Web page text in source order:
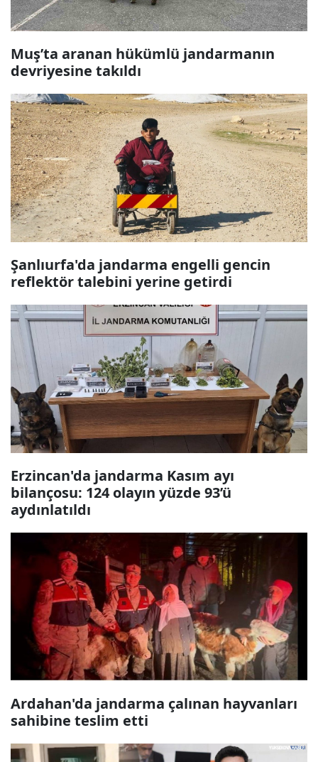
Muş’ta aranan hükümlü jandarmanın
devriyesine takıldı
Şanlıurfa'da jandarma engelli gencin
reflektör talebini yerine getirdi
Erzincan'da jandarma Kasım ayı
bilançosu: 124 olayın yüzde 93’ü
aydınlatıldı
Ardahan'da jandarma çalınan hayvanları
sahibine teslim etti